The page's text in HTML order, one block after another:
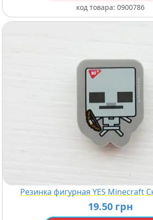
код товара: 0900786
Резинка фигурная YES Minecraft
19.50 грн